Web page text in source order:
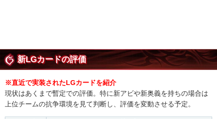
新LGカードの評価
※直近で実装されたLGカードを紹介
現状はあくまで暫定での評価。特に新アビや新奥義を持ちの場合は
上位チームの抗争環境を見て判断し、評価を変動させる予定。